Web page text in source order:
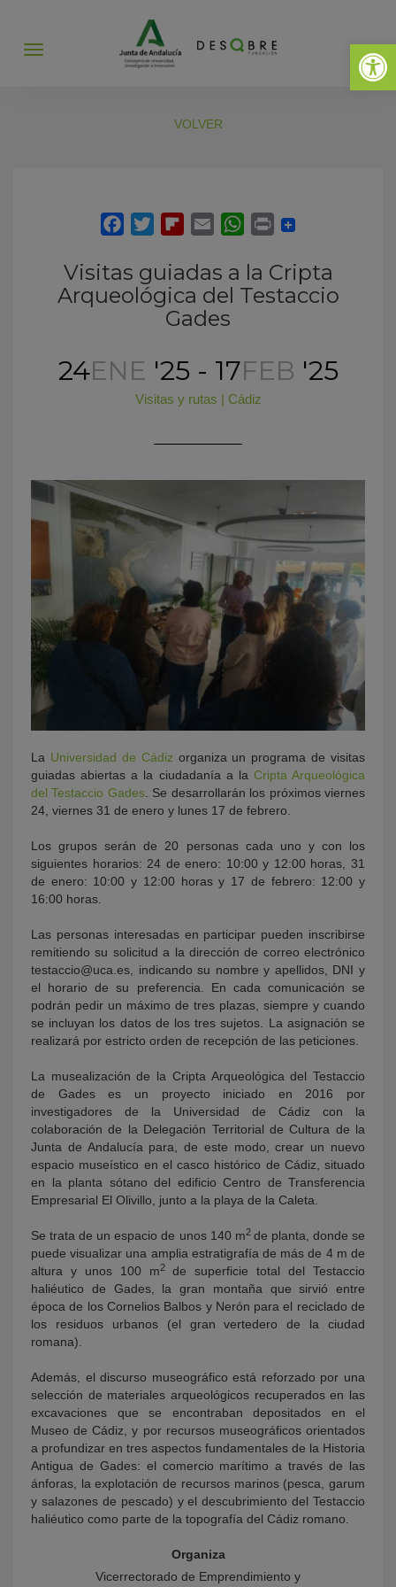
Abrir
Abrir
VOLVER
Visitas guiadas a la Cripta
Arqueológica del Testaccio
Gades
24ENE '25 - 17FEB '25
Visitas y rutas | Cádiz
La Universidad de Cádiz organiza un programa de visitas
guiadas abiertas a la ciudadanía a la Cripta Arqueológica
del Testaccio Gades. Se desarrollarán los próximos viernes
24, viernes 31 de enero y lunes 17 de febrero.
Los grupos serán de 20 personas cada uno y con los
siguientes horarios: 24 de enero: 10:00 y 12:00 horas, 31
de enero: 10:00 y 12:00 horas y 17 de febrero: 12:00 y
16:00 horas.
Las personas interesadas en participar pueden inscribirse
remitiendo su solicitud a la dirección de correo electrónico
testaccio@uca.es, indicando su nombre y apellidos, DNI y
el horario de su preferencia. En cada comunicación se
podrán pedir un máximo de tres plazas, siempre y cuando
se incluyan los datos de los tres sujetos. La asignación se
realizará por estricto orden de recepción de las peticiones.
La musealización de la Cripta Arqueológica del Testaccio
de Gades es un proyecto iniciado en 2016 por
investigadores de la Universidad de Cádiz con la
colaboración de la Delegación Territorial de Cultura de la
Junta de Andalucía para, de este modo, crear un nuevo
espacio museístico en el casco histórico de Cádiz, situado
en la planta sótano del edificio Centro de Transferencia
Empresarial El Olivillo, junto a la playa de la Caleta.
Se trata de un espacio de unos 140 m2 de planta, donde se
puede visualizar una amplia estratigrafía de más de 4 m de
altura y unos 100 m2de superficie total del Testaccio
haliéutico de Gades, la gran montaña que sirvió entre
época de los Cornelios Balbos y Nerón para el reciclado de
los residuos urbanos (el gran vertedero de la ciudad
romana).
Además, el discurso museográfico está reforzado por una
selección de materiales arqueológicos recuperados en las
excavaciones que se encontraban depositados en el
Museo de Cádiz, y por recursos museográficos orientados
a profundizar en tres aspectos fundamentales de la Historia
Antigua de Gades: el comercio marítimo a través de las
ánforas, la explotación de recursos marinos (pesca, garum
y salazones de pescado) y el descubrimiento del Testaccio
haliéutico como parte de la topografía del Cádiz romano.
Organiza
Vicerrectorado de Emprendimiento y